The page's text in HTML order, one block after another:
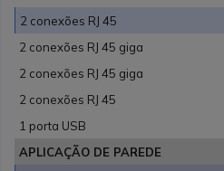
2 conexões RJ 45
2 conexões RJ 45 giga
2 conexões RJ 45 giga
2 conexões RJ 45
1 porta USB
APLICAÇÃO DE PAREDE